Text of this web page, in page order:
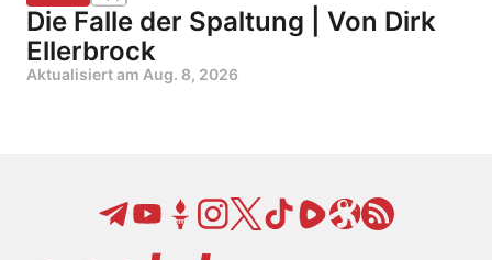
Die Falle der Spaltung | Von Dirk
Ellerbrock
Aktualisiert am Aug. 8, 2026